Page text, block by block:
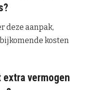
deze aanpak,
kosten
vermogen